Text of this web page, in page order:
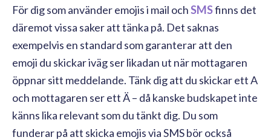
För dig som använder emojis i mail ochSMSfinns det
däremot vissa saker att tänka på. Det saknas
exempelvis en standard som garanterar att den
emoji du skickar iväg ser likadan ut när mottagaren
öppnar sitt meddelande. Tänk dig att du skickar ett A
och mottagaren ser ett Ä – då kanske budskapet inte
känns lika relevant som du tänkt dig. Du som
funderar på att skicka emojis via SMS bör också